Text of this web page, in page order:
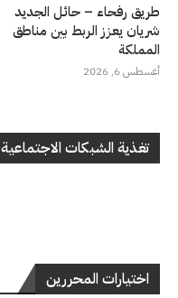
طريق رفحاء – حائل الجديد
شريان يعزز الربط بين مناطق
المملكة
أغسطس 6, 2026
تغذية الشبكات الاجتماعية
اختيارات المحررين